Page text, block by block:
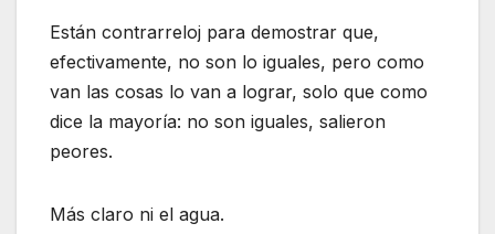
Están contrarreloj para demostrar que,
efectivamente, no son lo iguales, pero como
van las cosas lo van a lograr, solo que como
dice la mayoría: no son iguales, salieron
peores.
Más claro ni el agua.